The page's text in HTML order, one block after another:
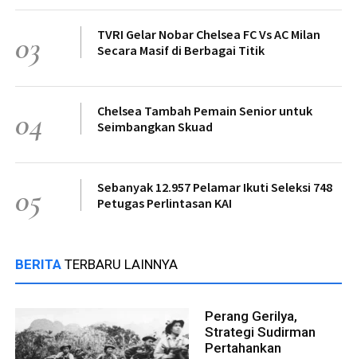
03
TVRI Gelar Nobar Chelsea FC Vs AC Milan
Secara Masif di Berbagai Titik
04
Chelsea Tambah Pemain Senior untuk
Seimbangkan Skuad
05
Sebanyak 12.957 Pelamar Ikuti Seleksi 748
Petugas Perlintasan KAI
BERITA TERBARU LAINNYA
Perang Gerilya,
Strategi Sudirman
Pertahankan